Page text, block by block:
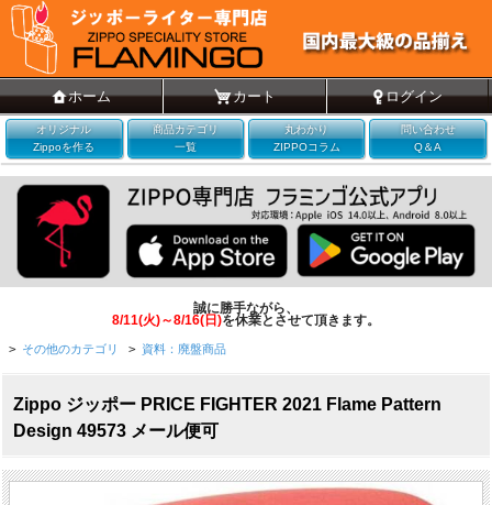
ホーム カート ログイン
オリジナル
Zippoを作る
商品カテゴリ
一覧
丸わかり
ZIPPOコラム
問い合わせ
Q＆A
誠に勝手ながら、
8/11(火)～8/16(日)を休業とさせて頂きます。
> その他のカテゴリ > 資料：廃盤商品
Zippo ジッポー PRICE FIGHTER 2021 Flame Pattern
Design 49573 メール便可